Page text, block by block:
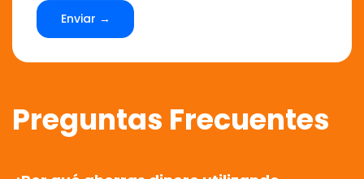
Enviar →
Preguntas Frecuentes